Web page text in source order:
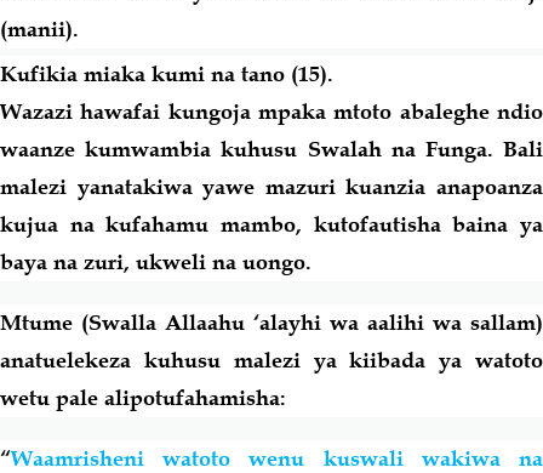
(manii).
Kufikia miaka kumi na tano (15).
Wazazi hawafai kungoja mpaka mtoto abaleghe ndio
waanze kumwambia kuhusu Swalah na Funga. Bali
malezi yanatakiwa yawe mazuri kuanzia anapoanza
kujua na kufahamu mambo, kutofautisha baina ya
baya na zuri, ukweli na uongo.
Mtume (Swalla Allaahu ‘alayhi wa aalihi wa sallam)
anatuelekeza kuhusu malezi ya kiibada ya watoto
wetu pale alipotufahamisha:
“Waamrisheni watoto wenu kuswali wakiwa na